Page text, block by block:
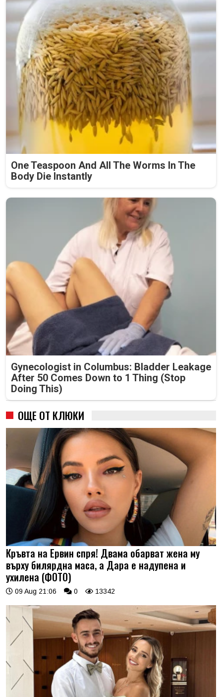
One Teaspoon And All The Worms In The
Body Die Instantly
Gynecologist in Columbus: Bladder Leakage
After 50 Comes Down to 1 Thing (Stop
Doing This)
ОЩЕ ОТ КЛЮКИ
Кръвта на Ервин спря! Двама обарват жена му
върху билярдна маса, а Дара е надупена и
ухилена (ФОТО)
09 Aug 21:06 0 13342